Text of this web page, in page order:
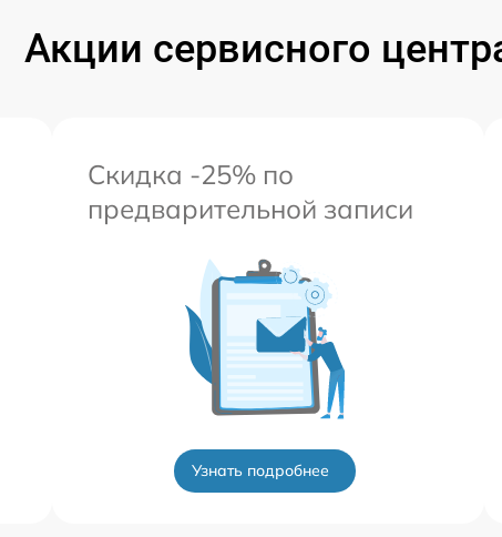
Акции сервисного
Скидка -25% по
предварительной записи
Узнать подробнее